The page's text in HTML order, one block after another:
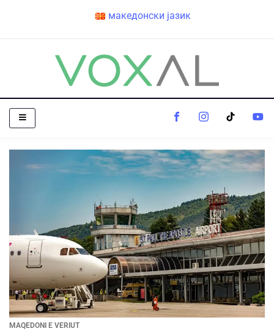
македонски јазик
MAQEDONI E VERIUT